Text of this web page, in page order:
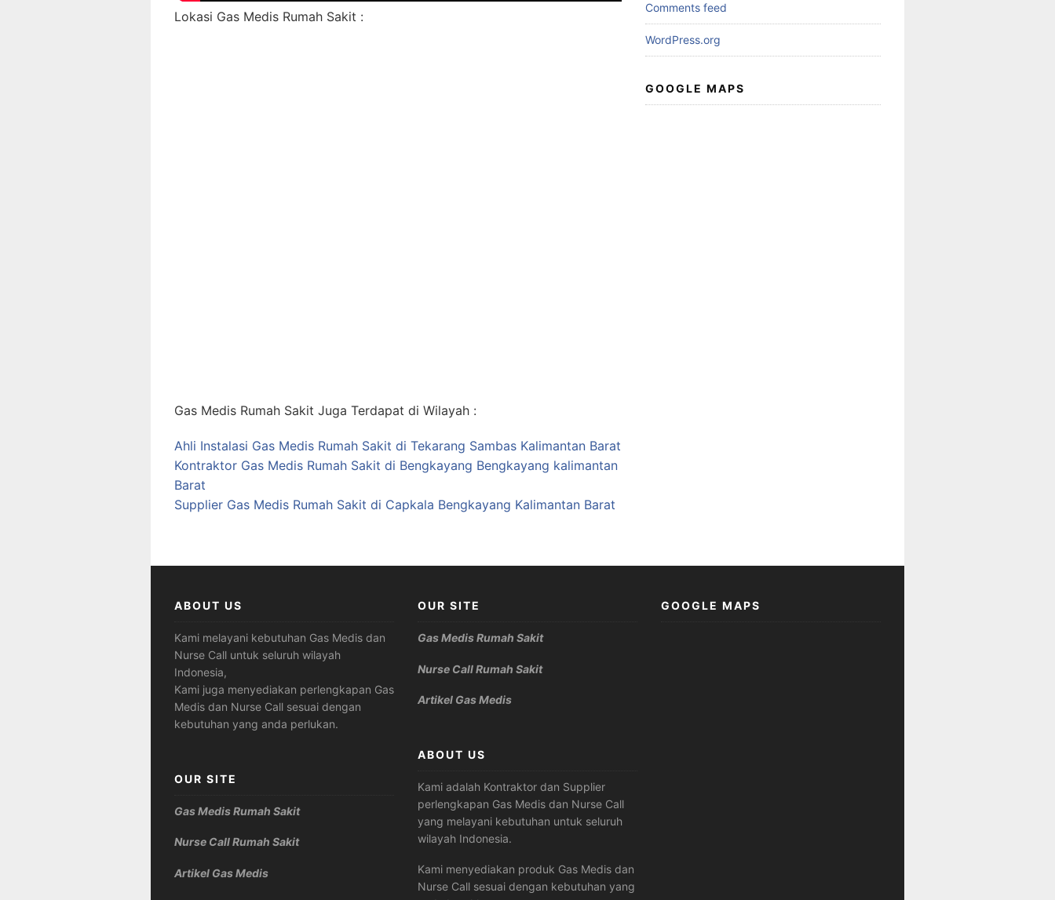
Lokasi Gas Medis Rumah Sakit :
Gas Medis Rumah Sakit Juga Terdapat di Wilayah :
Ahli Instalasi Gas Medis Rumah Sakit di Tekarang Sambas Kalimantan Barat
Kontraktor Gas Medis Rumah Sakit di Bengkayang Bengkayang kalimantan
Barat
Supplier Gas Medis Rumah Sakit di Capkala Bengkayang Kalimantan Barat
Comments feed
WordPress.org
GOOGLE MAPS
ABOUT US
Kami melayani kebutuhan Gas Medis dan
Nurse Call untuk seluruh wilayah
Indonesia,
Kami juga menyediakan perlengkapan Gas
Medis dan Nurse Call sesuai dengan
kebutuhan yang anda perlukan.
OUR SITE
Gas Medis Rumah Sakit
Nurse Call Rumah Sakit
Artikel Gas Medis
OUR SITE
Gas Medis Rumah Sakit
Nurse Call Rumah Sakit
Artikel Gas Medis
ABOUT US
Kami adalah Kontraktor dan Supplier
perlengkapan Gas Medis dan Nurse Call
yang melayani kebutuhan untuk seluruh
wilayah Indonesia.
Kami menyediakan produk Gas Medis dan
Nurse Call sesuai dengan kebutuhan yang
GOOGLE MAPS